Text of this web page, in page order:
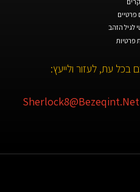
עת, לעזור ולייעץ:
Sherlock8@bezeqint.net
פרטיים
לגיל הזהב
פרטיות